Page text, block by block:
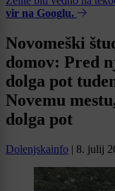
vir na Googlu.
Novomeški
domov: Pred
dolga pot
Novemu
dolga pot
Dolenjskainfo | 8. julij